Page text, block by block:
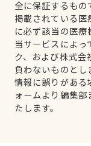
全に保証するもの
掲載されている
に必ず該当の医療
当サービスによっ
ク、および株式
負わないものとし
情報に誤りがある
ォームより編集
たします。